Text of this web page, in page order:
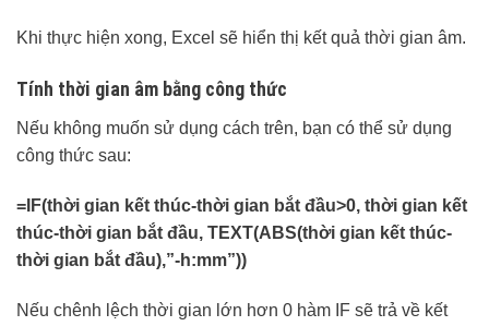
Khi thực hiện xong, Excel sẽ hiển thị kết quả thời gian âm.
Tính thời gian âm bằng công thức
Nếu không muốn sử dụng cách trên, bạn có thể sử dụng
công thức sau:
=IF(thời gian kết thúc-thời gian bắt đầu>0, thời gian kết
thúc-thời gian bắt đầu, TEXT(ABS(thời gian kết thúc-
thời gian bắt đầu),”-h:mm”))
Nếu chênh lệch thời gian lớn hơn 0 hàm IF sẽ trả về kết